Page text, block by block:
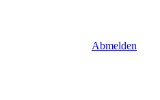
Abmelden